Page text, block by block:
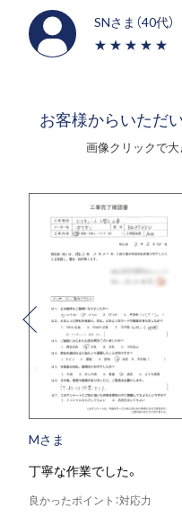
お客様からいただ
画像クリックで大
した。
ト：対応力
予定時間
き、ご丁